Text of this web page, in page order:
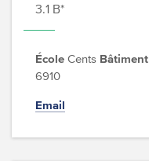
3.1 B*
École Cents Bâtiment
6910
Email